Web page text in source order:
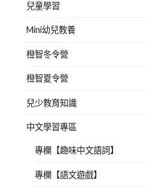
兒童學習
Mini幼兒教養
橙智冬令營
橙智夏令營
兒少教育知識
中文學習專區
專欄【趣味中文語詞】
專欄【語文遊戲】